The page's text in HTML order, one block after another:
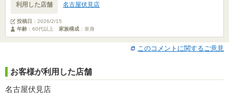
利用した店舗 名古屋伏見店
投稿日 ： 2026/2/15
年齢 ：60代以上 家族構成 ：単身
このコメントに関するご意見
お客様が利用した店舗
名古屋伏見店